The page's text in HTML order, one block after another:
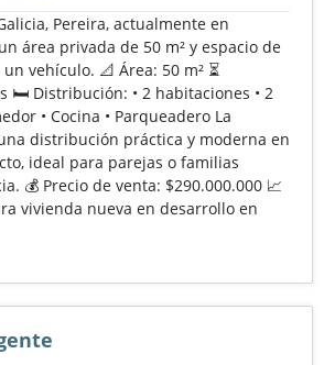
Pereira, actualmente en
área privada de 50 m² y espacio de
vehículo. 📐 Área: 50 m² ⏳
🛏️ Distribución: • 2 habitaciones • 2
• Cocina • Parqueadero La
distribución práctica y moderna en
ideal para parejas o familias
💰 Precio de venta: $290.000.000 📈
vivienda nueva en desarrollo en